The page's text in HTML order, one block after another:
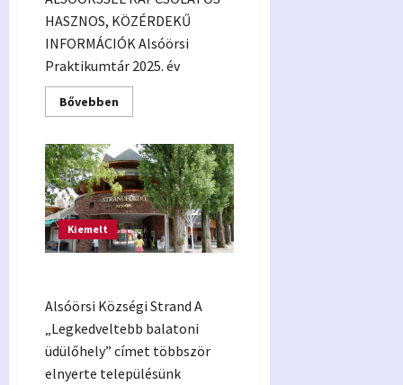
HASZNOS, KÖZÉRDEKŰ
INFORMÁCIÓK Alsóörsi
Praktikumtár 2025. év
Bővebben
more
tudnivalók
Kiemelt
Alsóörsi Községi Strand A
„Legkedveltebb balatoni
üdülőhely” címet többször
elnyerte településünk